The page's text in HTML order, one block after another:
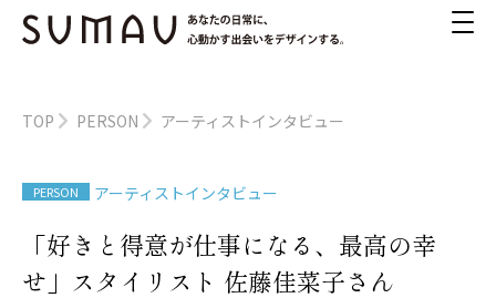
TOP PERSON アーティストインタビュー
PERSON アーティストインタビュー
「好きと得意が仕事になる、最高の幸
せ」スタイリスト 佐藤佳菜子さん